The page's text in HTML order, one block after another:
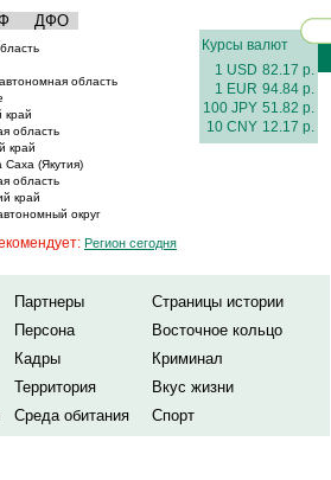
ДФО
область
край
область
край
Саха (Якутия)
область
край
округ
Курсы валют
1 USD 82.17 р.
1 EUR 94.84 р.
100 JPY 51.82 р.
10 CNY 12.17 р.
Регион сегодня
Партнеры
Страницы истории
Персона
Восточное кольцо
Кадры
Криминал
Территория
Вкус жизни
Среда обитания Спорт